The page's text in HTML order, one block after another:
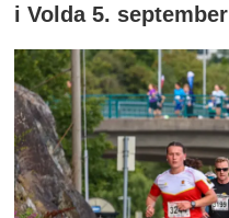
i Volda 5. september